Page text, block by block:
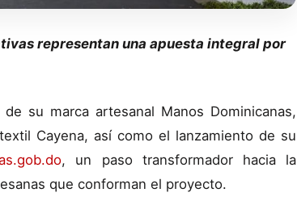
representan una apuesta integral por
su marca artesanal Manos Dominicanas,
Cayena, así como el lanzamiento de su
, un paso transformador hacia la
que conforman el proyecto.